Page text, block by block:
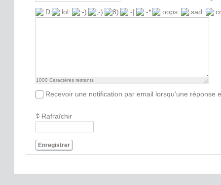
1000 Caractères restants
Recevoir une notification par email lorsqu’une réponse
Rafraîchir
Enregistrer